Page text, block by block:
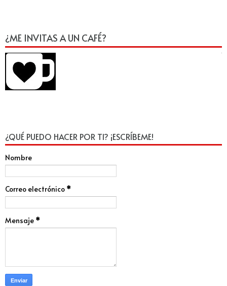
¿ME INVITAS A UN CAFÉ?
¿QUÉ PUEDO HACER POR TI? ¡ESCRÍBEME!
Nombre
Correo electrónico *
Mensaje *